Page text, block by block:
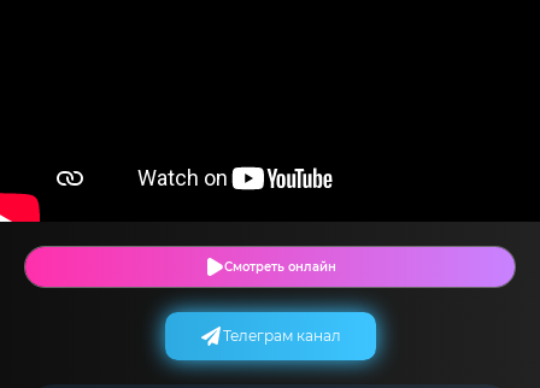
Смотреть онлайн
Телеграм канал